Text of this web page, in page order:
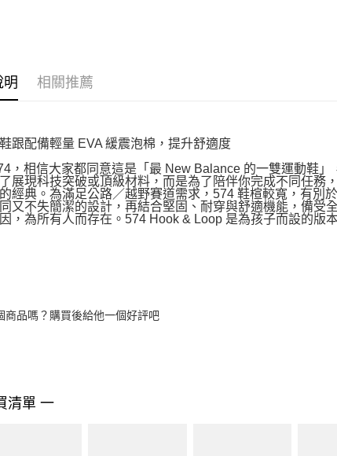
明 相關推薦
跟配備輕量 EVA 緩震泡棉，提升舒適度
，相信大家都同意這是「最 New Balance 的一雙運動鞋
展現科技突破或頂級材料，而是為了陪伴你完成不同任務
經典。為滿足公路／越野賽道需求，574 鞋楦較寬，有別
又不失簡潔的設計，再結合堅固、耐穿與舒適機能，備受
，為所有人而存在。574 Hook & Loop 是為孩子而設的版
商品嗎？購買後給他一個好評吧
清單 一